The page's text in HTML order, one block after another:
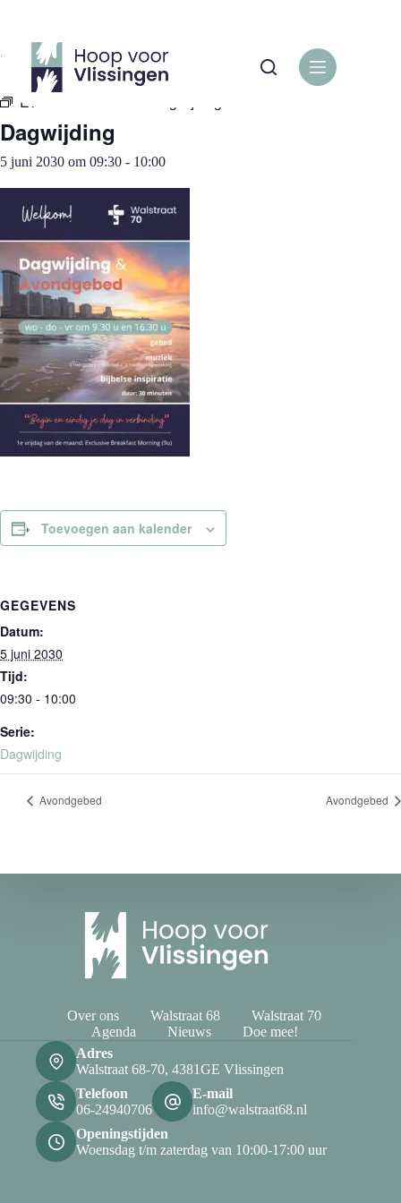
inhoud
« Alle Evenementen
Evenementenreeks:
Dagwijding
5 juni 2030 om 09:30 - 10:00
Toevoegen aan kalender
GEGEVENS
Datum:
5 juni 2030
Tijd:
09:30 - 10:00
Serie:
Dagwijding
Avondgebed Avondgebed
Over ons Walstraat 68
Walstraat 70
Agenda
Nieuws
Doe mee!
Adres
Walstraat 68-70, 4381GE Vlissingen
Telefoon
06-24940706
E-mail
info@walstraat68.nl
Openingstijden
Woensdag t/m zaterdag van 10:00-17:00 uur